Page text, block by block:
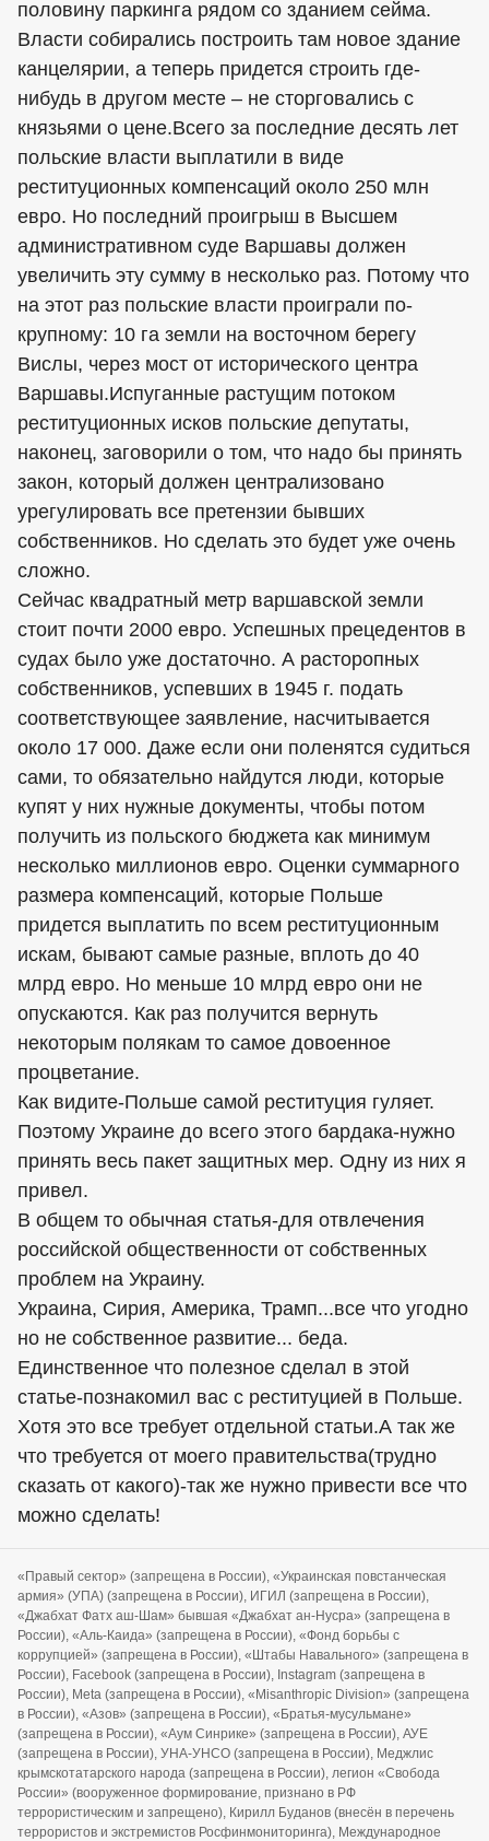
половину паркинга рядом со зданием сейма.
Власти собирались построить там новое здание
канцелярии, а теперь придется строить где-
нибудь в другом месте – не сторговались с
князьями о цене.Всего за последние десять лет
польские власти выплатили в виде
реституционных компенсаций около 250 млн
евро. Но последний проигрыш в Высшем
административном суде Варшавы должен
увеличить эту сумму в несколько раз. Потому что
на этот раз польские власти проиграли по-
крупному: 10 га земли на восточном берегу
Вислы, через мост от исторического центра
Варшавы.Испуганные растущим потоком
реституционных исков польские депутаты,
наконец, заговорили о том, что надо бы принять
закон, который должен централизовано
урегулировать все претензии бывших
собственников. Но сделать это будет уже очень
сложно.
Сейчас квадратный метр варшавской земли
стоит почти 2000 евро. Успешных прецедентов в
судах было уже достаточно. А расторопных
собственников, успевших в 1945 г. подать
соответствующее заявление, насчитывается
около 17 000. Даже если они поленятся судиться
сами, то обязательно найдутся люди, которые
купят у них нужные документы, чтобы потом
получить из польского бюджета как минимум
несколько миллионов евро. Оценки суммарного
размера компенсаций, которые Польше
придется выплатить по всем реституционным
искам, бывают самые разные, вплоть до 40
млрд евро. Но меньше 10 млрд евро они не
опускаются. Как раз получится вернуть
некоторым полякам то самое довоенное
процветание.
Как видите-Польше самой реституция гуляет.
Поэтому Украине до всего этого бардака-нужно
принять весь пакет защитных мер. Одну из них я
привел.
В общем то обычная статья-для отвлечения
российской общественности от собственных
проблем на Украину.
Украина, Сирия, Америка, Трамп...все что угодно
но не собственное развитие... беда.
Единственное что полезное сделал в этой
статье-познакомил вас с реституцией в Польше.
Хотя это все требует отдельной статьи.А так же
что требуется от моего правительства(трудно
сказать от какого)-так же нужно привести все что
можно сделать!
«Правый сектор» (запрещена в России), «Украинская повстанческая
армия» (УПА) (запрещена в России), ИГИЛ (запрещена в России),
«Джабхат Фатх аш-Шам» бывшая «Джабхат ан-Нусра» (запрещена в
России), «Аль-Каида» (запрещена в России), «Фонд борьбы с
коррупцией» (запрещена в России), «Штабы Навального» (запрещена в
России), Facebook (запрещена в России), Instagram (запрещена в
России), Meta (запрещена в России), «Misanthropic Division» (запрещена
в России), «Азов» (запрещена в России), «Братья-мусульмане»
(запрещена в России), «Аум Синрике» (запрещена в России), АУЕ
(запрещена в России), УНА-УНСО (запрещена в России), Меджлис
крымскотатарского народа (запрещена в России), легион «Свобода
России» (вооруженное формирование, признано в РФ
террористическим и запрещено), Кирилл Буданов (внесён в перечень
террористов и экстремистов Росфинмониторинга), Международное